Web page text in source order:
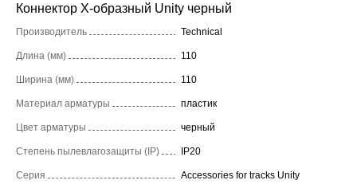
Коннектор Х-образный Unity черный
Производитель Technical
Длина (мм) 110
Ширина (мм) 110
Материал арматуры пластик
Цвет арматуры черный
Степень пылевлагозащиты (IP) IP20
Серия Accessories for tracks Unity